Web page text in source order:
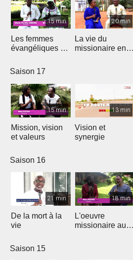
15 min
Les femmes
évangéliques du
20 min
La vie du
missionaire en
Saison 17
15 min
Mission, vision
et valeurs
13 min
Vision et
synergie
Saison 16
21 min
De la mort à la
vie
18 min
L'oeuvre
missionaire au
Saison 15